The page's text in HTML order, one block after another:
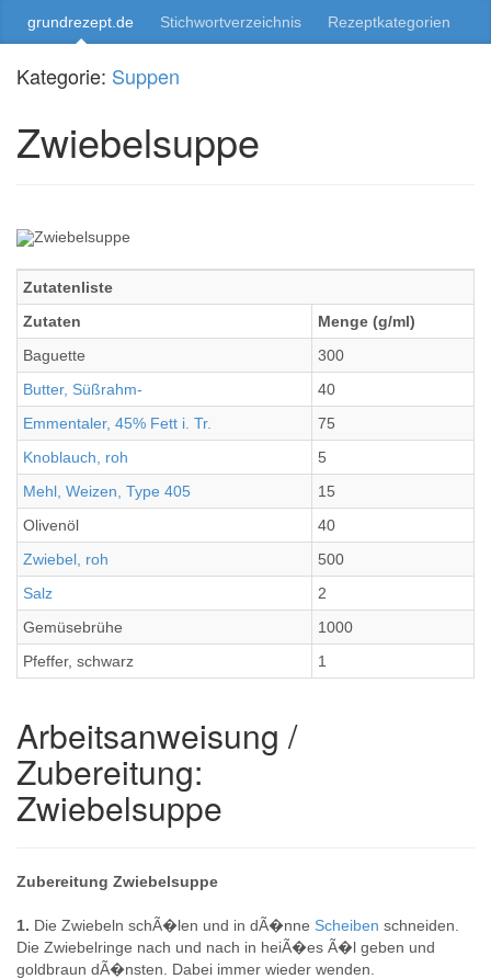
grundrezept.de Stichwortverzeichnis Rezeptkategorien
Kategorie: Suppen
Zwiebelsuppe
Zutatenliste
Zutaten
Menge (g/ml)
Baguette
300
Butter, Süßrahm-
40
Emmentaler, 45% Fett i. Tr.
75
Knoblauch, roh
5
Mehl, Weizen, Type 405
15
Olivenöl
40
Zwiebel, roh
500
Salz
2
Gemüsebrühe
1000
Pfeffer, schwarz
1
Arbeitsanweisung /
Zubereitung:
Zwiebelsuppe
Zubereitung Zwiebelsuppe
1. Die Zwiebeln schÃ�len und in dÃ�nne Scheiben schneiden.
Die Zwiebelringe nach und nach in heiÃ�es Ã�l geben und
goldbraun dÃ�nsten. Dabei immer wieder wenden.